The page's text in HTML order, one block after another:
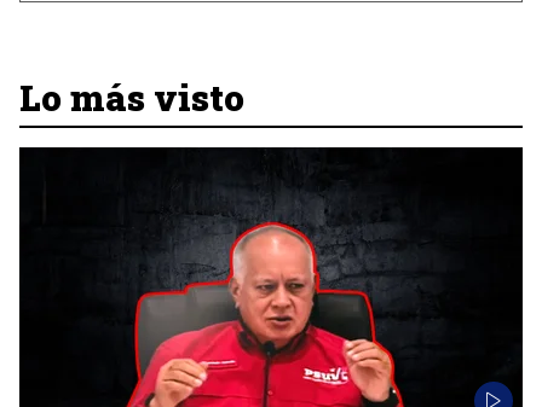
Lo más visto